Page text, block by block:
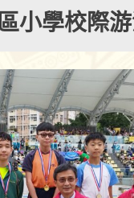
小學校際